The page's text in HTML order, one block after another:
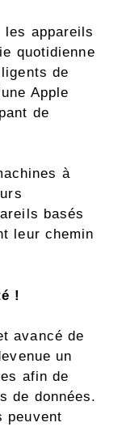
les appareils
quotidienne
de
Apple
de
à
basés
leur chemin
!
avancé de
un
afin de
de données.
peuvent